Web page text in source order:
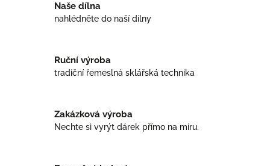
Naše dílna
nahlédněte do naší dílny
Ruční výroba
tradiční řemeslná sklářská technika
Zakázková výroba
Nechte si vyrýt dárek přímo na míru.